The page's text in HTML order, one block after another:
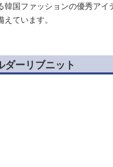
国ファッションの優秀アイ
ています。
ーリブニット